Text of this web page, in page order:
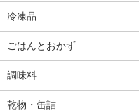
冷凍品
ごはんとおかず
調味料
乾物・缶詰